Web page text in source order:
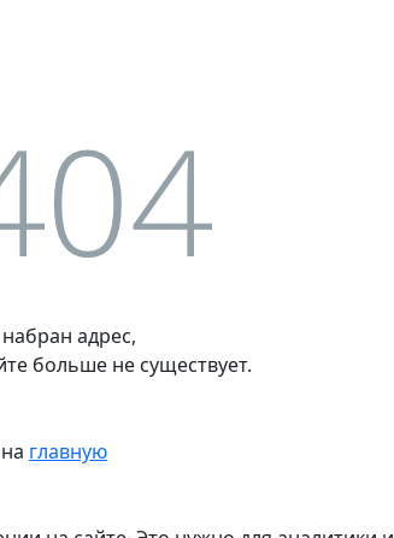
адрес,
больше не существует.
главную